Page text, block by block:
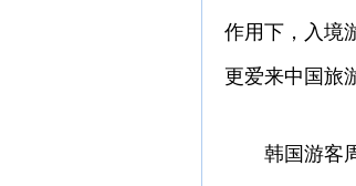
作用下，入境
更爱来中国旅
韩国游客周